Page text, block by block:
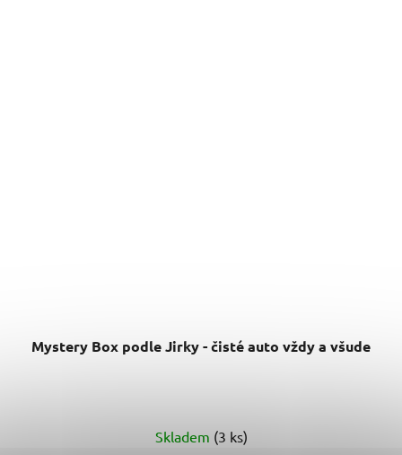
Mystery Box podle Jirky - čisté auto vždy a všude
hodnocení
Skladem (3 ks)